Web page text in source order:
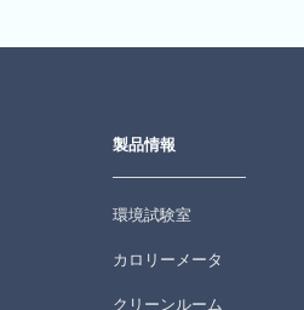
製品情報
環境試験室
カロリーメータ
クリーンルーム